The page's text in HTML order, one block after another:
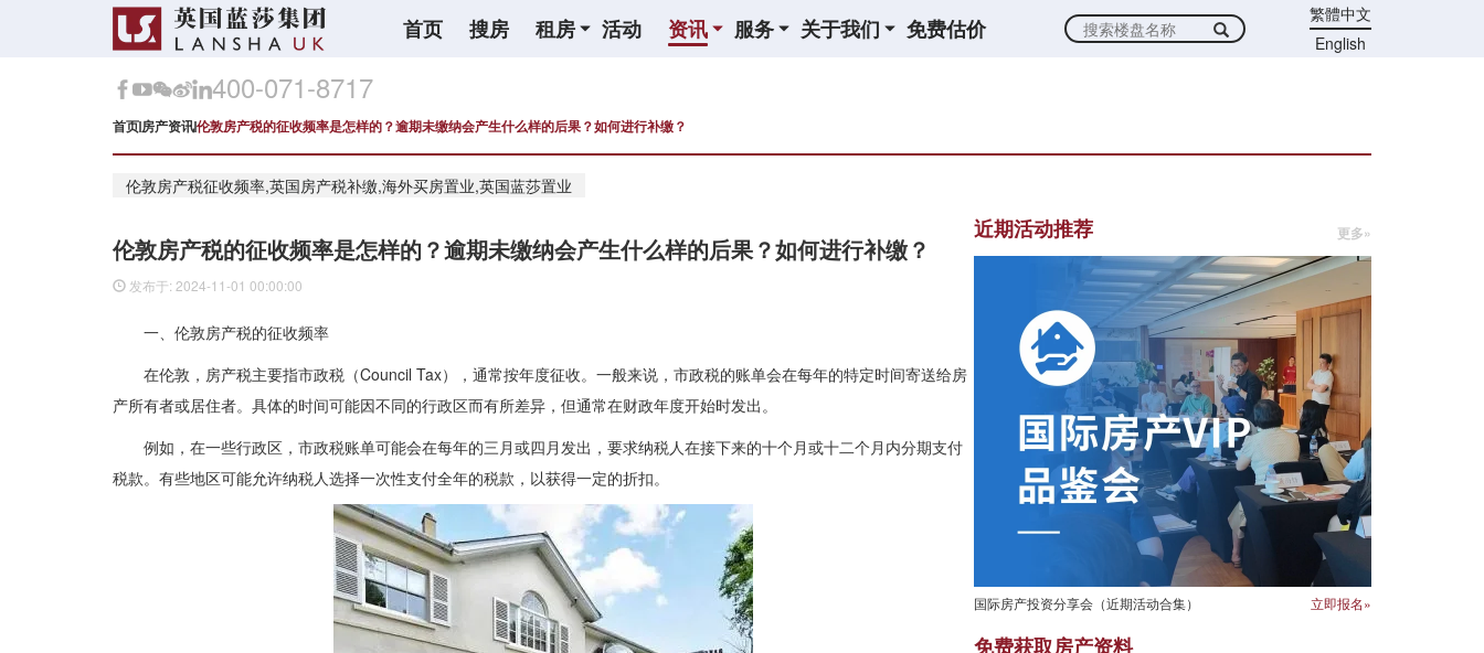
首页 搜房 租房 活动 资讯 服务 关于我们 免费估价
繁體中文
English
400-071-8717
首页房产资讯伦敦房产税的征收频率是怎样的？逾期未缴纳会产生什么样的后果？如何进行补缴？
伦敦房产税征收频率,英国房产税补缴,海外买房置业,英国蓝莎置业
伦敦房产税的征收频率是怎样的？逾期未缴纳会产生什么样的后果？如何进行补缴？
发布于: 2024-11-01 00:00:00
一、伦敦房产税的征收频率
在伦敦，房产税主要指市政税（Council Tax），通常按年度征收。一般来说，市政税的账单会在每年的特定时间寄送给房
产所有者或居住者。具体的时间可能因不同的行政区而有所差异，但通常在财政年度开始时发出。
例如，在一些行政区，市政税账单可能会在每年的三月或四月发出，要求纳税人在接下来的十个月或十二个月内分期支付
税款。有些地区可能允许纳税人选择一次性支付全年的税款，以获得一定的折扣。
近期活动推荐 更多»
国际房产投资分享会（近期活动合集） 立即报名»
免费获取房产资料